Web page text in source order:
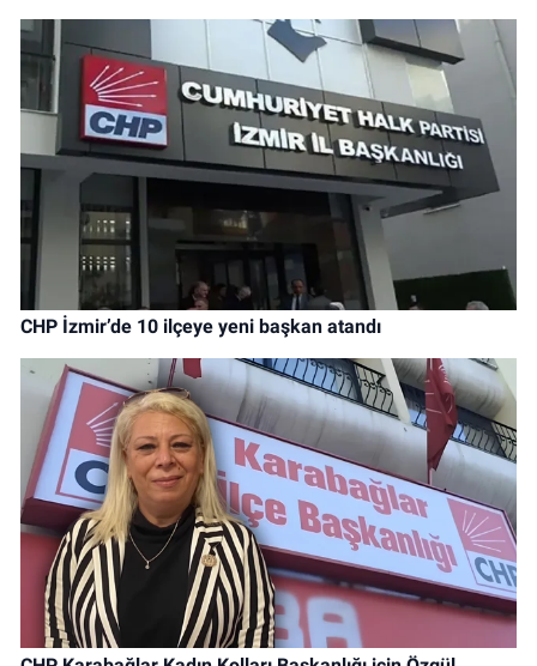
CHP İzmir’de 10 ilçeye yeni başkan atandı